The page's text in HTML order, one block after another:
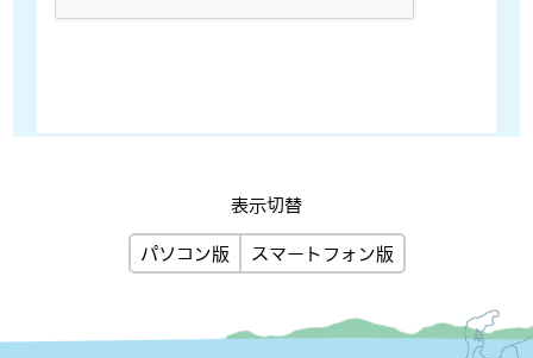
表示切替
パソコン版 スマートフォン版